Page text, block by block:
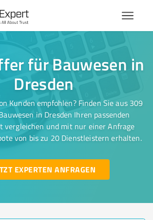
für Bauwesen in
Dresden
Kunden empfohlen? Finden Sie aus 309
in Dresden Ihren passenden
vergleichen und mit nur einer Anfrage
von bis zu 20 Dienstleistern erhalten.
EXPERTEN ANFRAGEN